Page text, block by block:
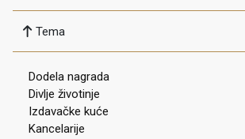
Tema
Dodela nagrada
Divlje životinje
Izdavačke kuće
Kancelarije